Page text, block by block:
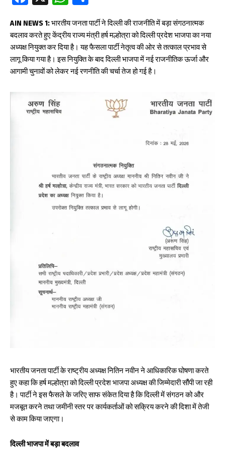
ce
b
oo
k
ha
ts
A
p
p
ha
re
AIN NEWS 1:भारतीय जनता पार्टी ने दिल्ली की राजनीति में बड़ा संगठनात्मक
बदलाव करते हुए केंद्रीय राज्य मंत्री हर्ष मल्होत्रा को दिल्ली प्रदेश भाजपा का नया
अध्यक्ष नियुक्त कर दिया है। यह फैसला पार्टी नेतृत्व की ओर से तत्काल प्रभाव से
लागू किया गया है। इस नियुक्ति के बाद दिल्ली भाजपा में नई राजनीतिक ऊर्जा और
आगामी चुनावों को लेकर नई रणनीति की चर्चा तेज हो गई है।
भारतीय जनता पार्टी के राष्ट्रीय अध्यक्ष नितिन नवीन ने आधिकारिक घोषणा करते
हुए कहा कि हर्ष मल्होत्रा को दिल्ली प्रदेश भाजपा अध्यक्ष की जिम्मेदारी सौंपी जा रही
है। पार्टी ने इस फैसले के जरिए साफ संकेत दिया है कि दिल्ली में संगठन को और
मजबूत करने तथा जमीनी स्तर पर कार्यकर्ताओं को सक्रिय करने की दिशा में तेजी
से काम किया जाएगा।
दिल्ली भाजपा में बड़ा बदलाव